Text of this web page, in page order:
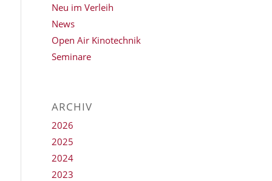
Neu im Verleih
News
Open Air Kinotechnik
Seminare
ARCHIV
2026
2025
2024
2023